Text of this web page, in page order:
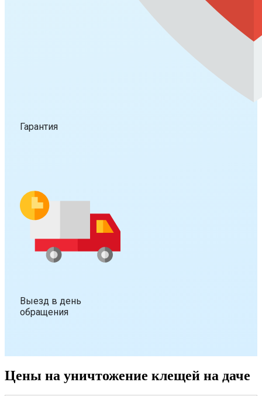
Гарантия
Выезд в день
обращения
Цены на уничтожение клещей на даче